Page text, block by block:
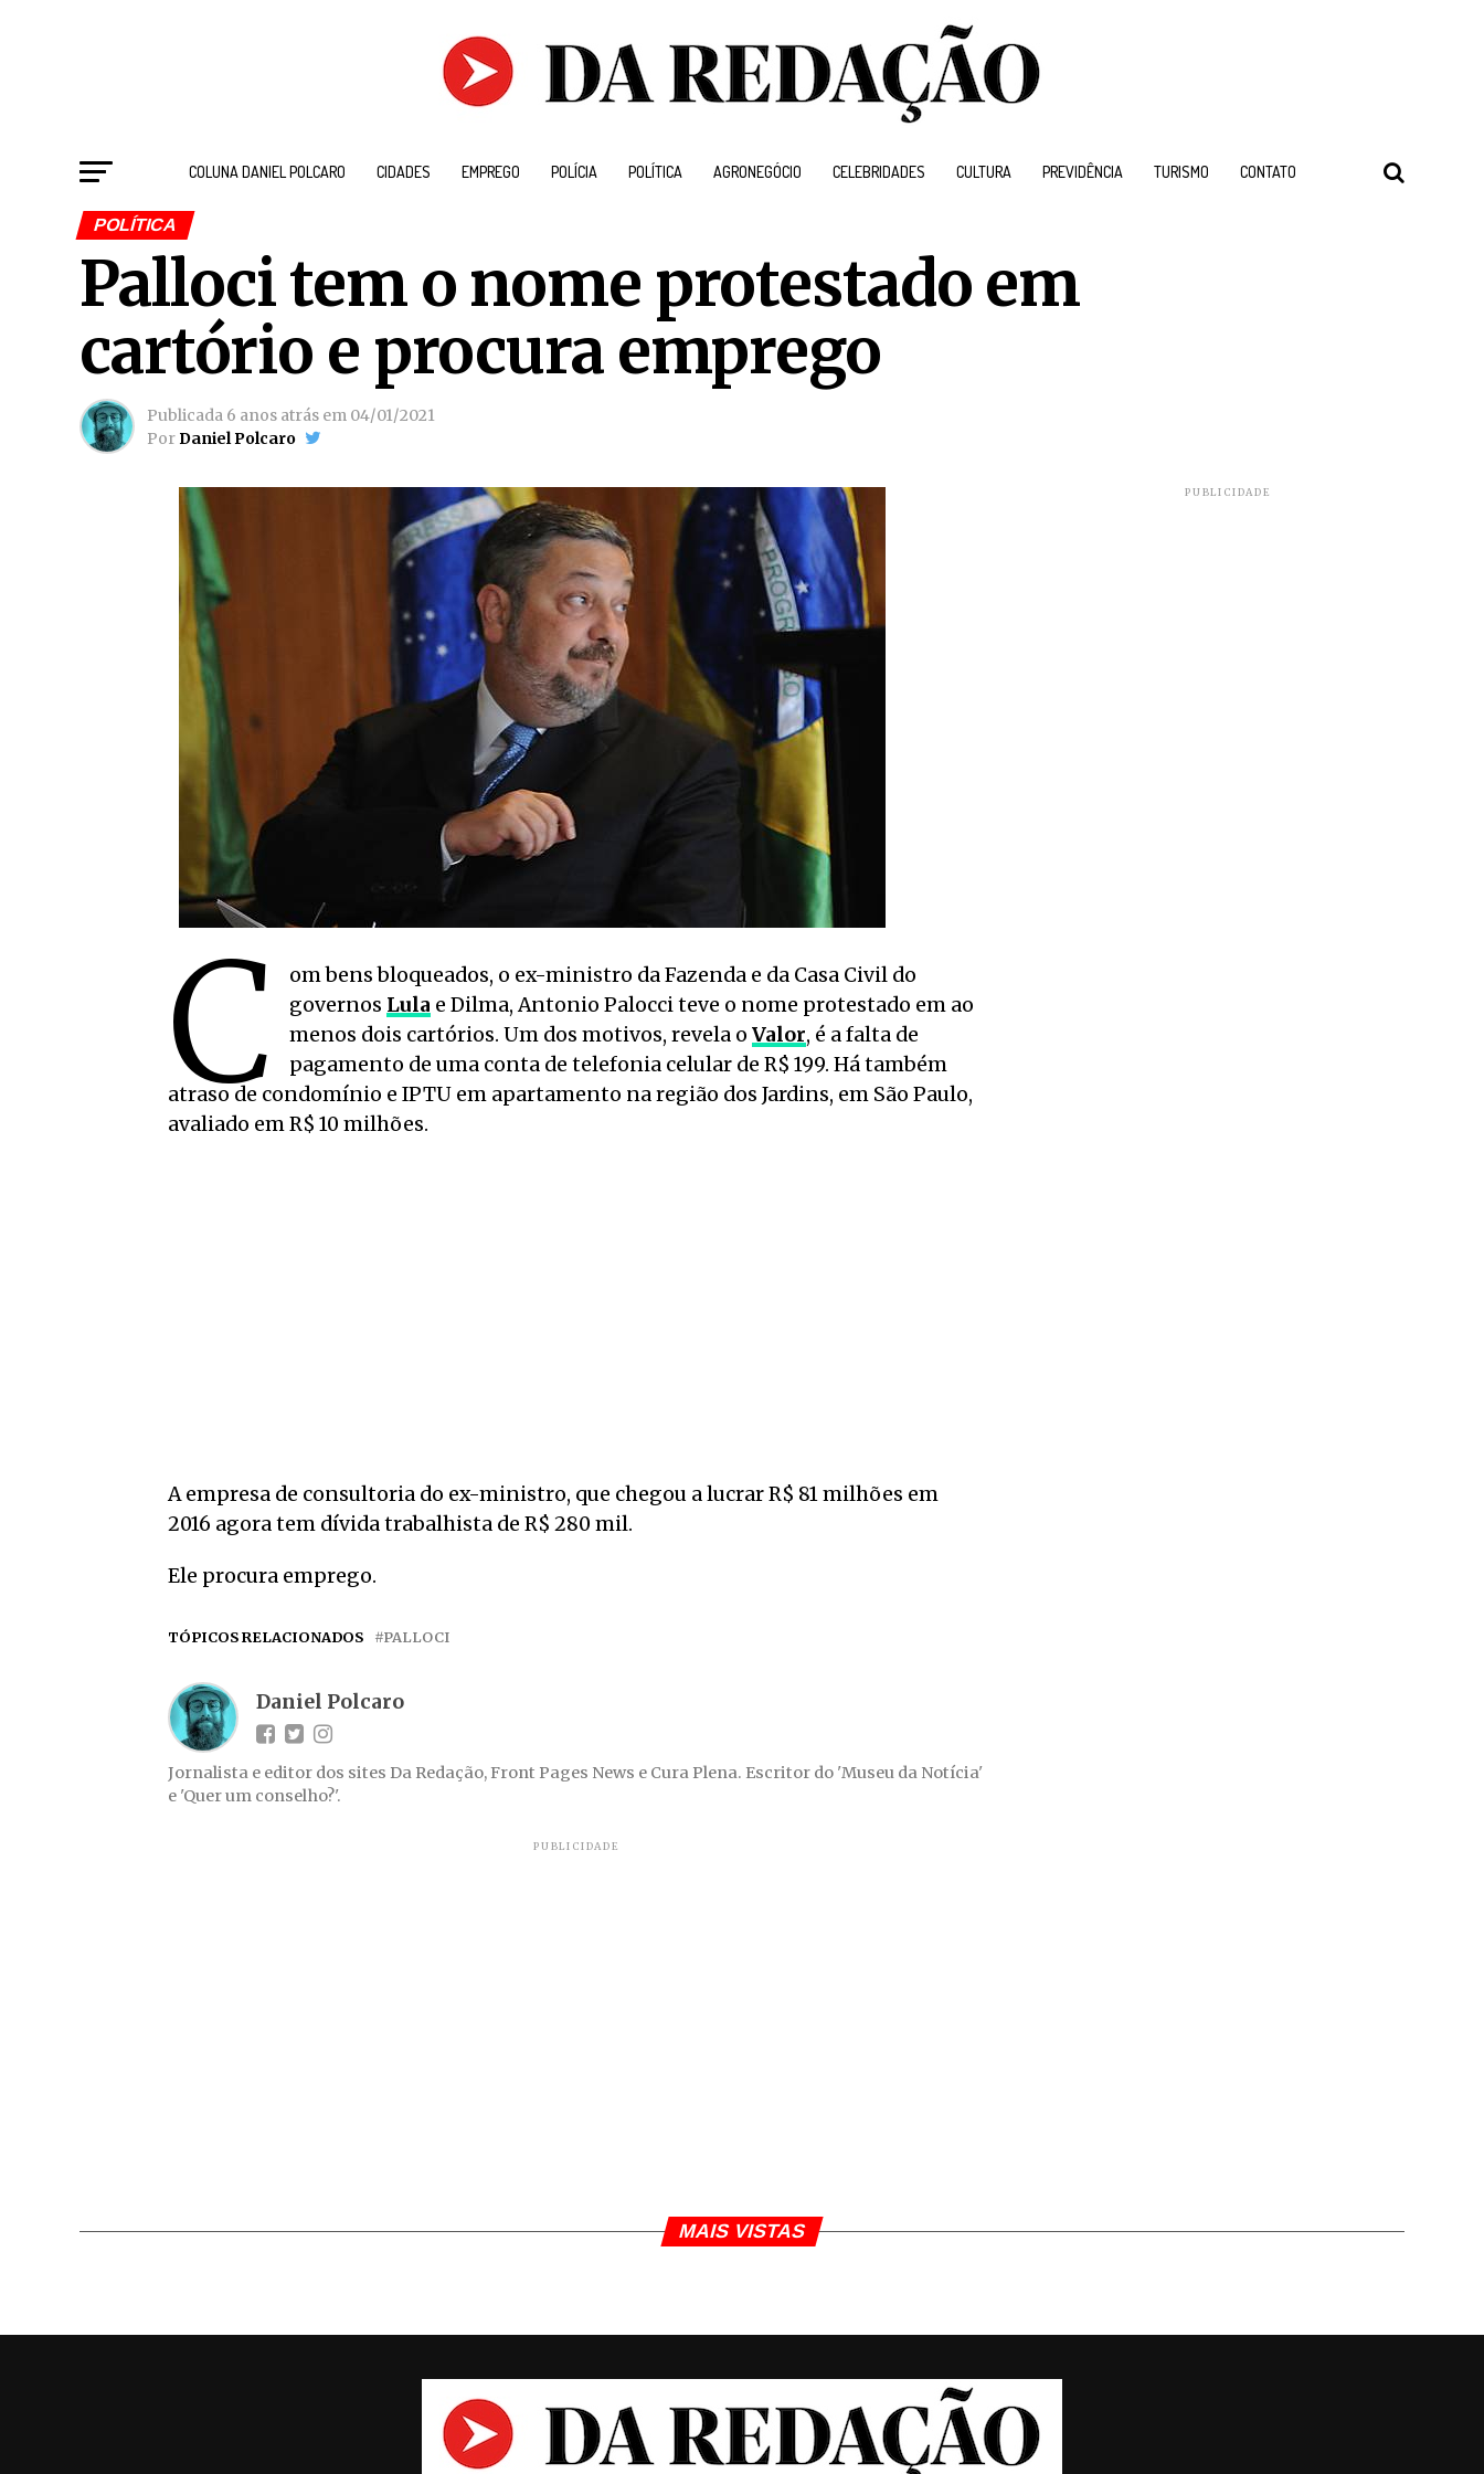
COLUNA DANIEL POLCARO CIDADES EMPREGO POLÍCIA POLÍTICA AGRONEGÓCIO CELEBRIDADES CULTURA PREVIDÊNCIA TURISMO CONTATO
POLÍTICA
Palloci tem o nome protestado em
cartório e procura emprego
Publicada 6 anos atrás em 04/01/2021
PorDaniel Polcaro
C
om bens bloqueados, o ex-ministro da Fazenda e da Casa Civil do
governos Lula e Dilma, Antonio Palocci teve o nome protestado em ao
menos dois cartórios. Um dos motivos, revela o Valor, é a falta de
pagamento de uma conta de telefonia celular de R$ 199. Há também
atraso de condomínio e IPTU em apartamento na região dos Jardins, em São Paulo,
avaliado em R$ 10 milhões.
A empresa de consultoria do ex-ministro, que chegou a lucrar R$ 81 milhões em
2016 agora tem dívida trabalhista de R$ 280 mil.
Ele procura emprego.
TÓPICOS RELACIONADOS PALLOCI
Daniel Polcaro
Jornalista e editor dos sites Da Redação, Front Pages News e Cura Plena. Escritor do 'Museu da Notícia'
e 'Quer um conselho?'.
PUBLICIDADE
PUBLICIDADE
MAIS VISTAS